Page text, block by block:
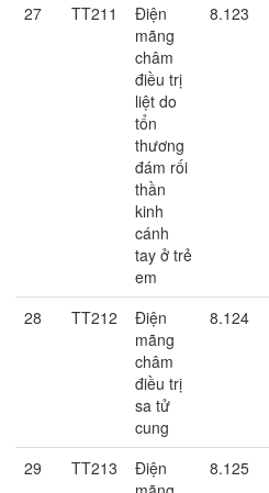
27 TT211
Điện
mãng
châm
điều trị
liệt do
tổn
thương
đám rối
thần
kinh
cánh
tay ở trẻ
em
8.123
28 TT212
Điện
mãng
châm
điều trị
sa tử
cung
8.124
29 TT213
Điện
8.125